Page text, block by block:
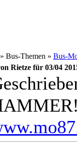
Bus-Themen » Bus-
Rietze für 03/04